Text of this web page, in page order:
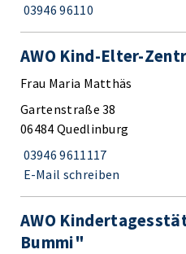
03946 96110
AWO Kind-Elter-
Frau Maria Matthäs
Gartenstraße 38
06484 Quedlinburg
03946 9611117
E-Mail schreiben
AWO
Bummi"